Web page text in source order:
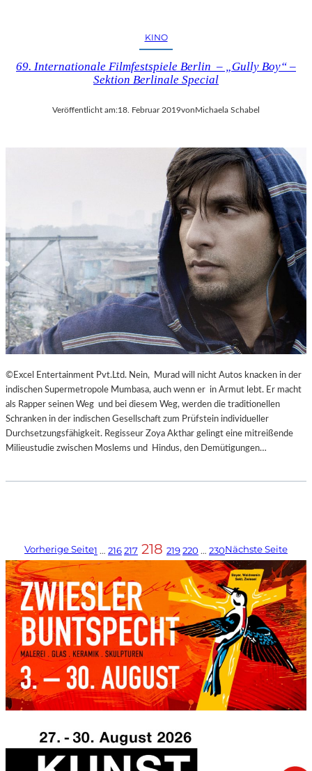
KINO
69. Internationale Filmfestspiele Berlin – „Gully Boy“ –
Sektion Berlinale Special
Veröffentlicht am:18. Februar 2019vonMichaela Schabel
©Excel Entertainment Pvt.Ltd. Nein, Murad will nicht Autos knacken in der
indischen Supermetropole Mumbasa, auch wenn er in Armut lebt. Er macht
als Rapper seinen Weg und bei diesem Weg, werden die traditionellen
Schranken in der indischen Gesellschaft zum Prüfstein individueller
Durchsetzungsfähigkeit. Regisseur Zoya Akthar gelingt eine mitreißende
Milieustudie zwischen Moslems und Hindus, den Demütigungen…
Vorherige Seite1 … 216217 218 219220 … 230Nächste Seite